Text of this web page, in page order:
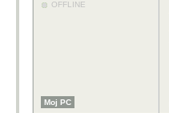
OFFLINE
Moj PC